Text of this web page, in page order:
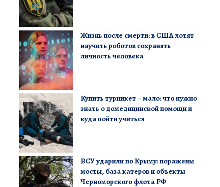
Жизнь после смерти: в США хотят
научить роботов сохранять
личность человека
Купить турникет – мало: что нужно
знать о домедицинской помощи и
куда пойти учиться
ВСУ ударили по Крыму: поражены
мосты, база катеров и объекты
Черноморского флота РФ